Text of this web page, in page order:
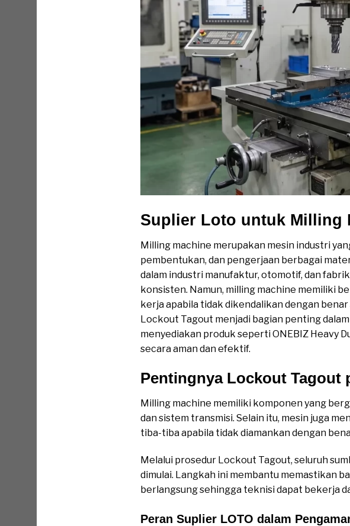
Suplier Loto untuk Milling
Milling machine merupakan mesin industri
pembentukan, dan pengerjaan berbagai
dalam industri manufaktur, otomotif, dan
konsisten. Namun, milling machine memiliki
kerja apabila tidak dikendalikan dengan
Lockout Tagout menjadi bagian penting
menyediakan produk seperti ONEBIZ Heavy
secara aman dan efektif.
Pentingnya Lockout Tagout
Milling machine memiliki komponen yang
dan sistem transmisi. Selain itu, mesin juga
tiba-tiba apabila tidak diamankan dengan
Melalui prosedur Lockout Tagout, seluruh
dimulai. Langkah ini membantu memastikan
berlangsung sehingga teknisi dapat bekerja
Peran Suplier LOTO dalam